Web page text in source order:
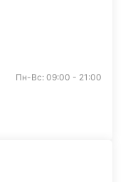
Пн-Вс: 09:00 - 21:00